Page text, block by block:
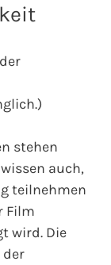
stehen
auch,
teilnehmen
Film
wird. Die
der